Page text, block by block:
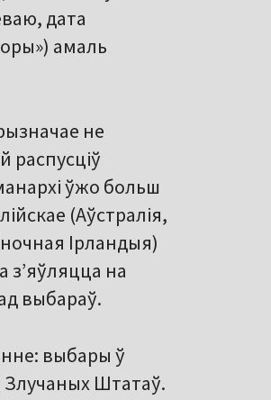
дата
амаль
не
распусціў
ўжо больш
(Аўстралія,
Ірландыя)
з’яўляцца на
выбараў.
выбары ў
Злучаных Штатаў.